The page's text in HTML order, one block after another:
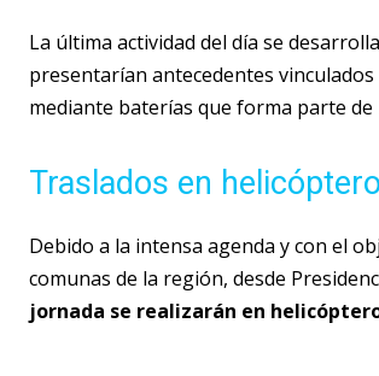
La última actividad del día se
presentarían antecedentes vinculados
mediante baterías que forma parte
Traslados en
Debido a la intensa agenda y con el
comunas de la región, desde
jornada se realizarán en